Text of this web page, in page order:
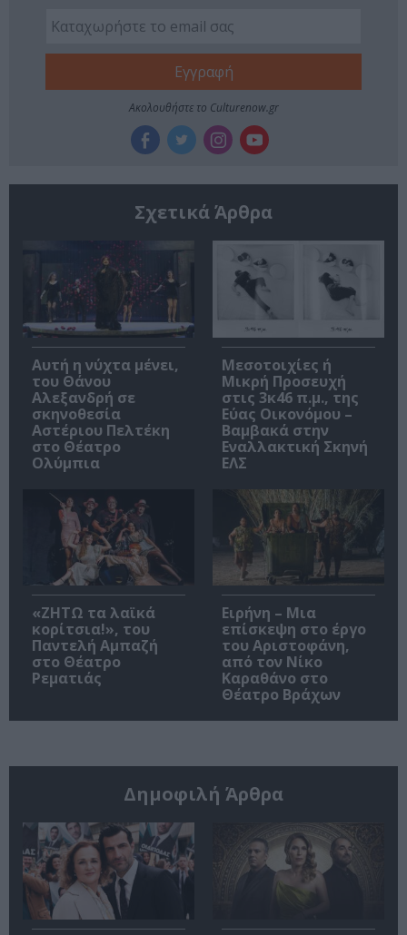
Ακολουθήστε το Culturenow.gr
Σχετικά Άρθρα
Αυτή η νύχτα μένει,
του Θάνου
Αλεξανδρή σε
σκηνοθεσία
Αστέριου Πελτέκη
στο Θέατρο
Ολύμπια
Μεσοτοιχίες ή
Μικρή Προσευχή
στις 3κ46 π.μ., της
Εύας Οικονόμου –
Βαμβακά στην
Εναλλακτική Σκηνή
ΕΛΣ
«ΖΗΤΩ τα λαϊκά
κορίτσια!», του
Παντελή Αμπαζή
στο Θέατρο
Ρεματιάς
Ειρήνη – Μια
επίσκεψη στο έργο
του Αριστοφάνη,
από τον Νίκο
Καραθάνο στο
Θέατρο Βράχων
Δημοφιλή Άρθρα